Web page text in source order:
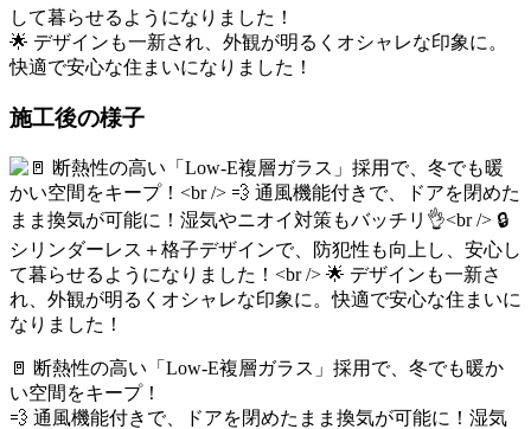
して暮らせるようになりました！
🌟 デザインも一新され、外観が明るくオシャレな印象に。
快適で安心な住まいになりました！
施工後の様子
🚪 断熱性の高い「Low-E複層ガラス」採用で、冬でも暖か
い空間をキープ！
💨 通風機能付きで、ドアを閉めたまま換気が可能に！湿気